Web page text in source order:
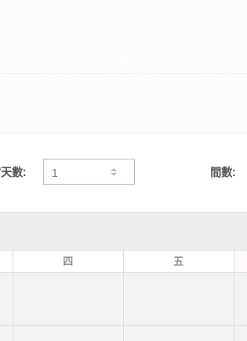
數: 間數:
四 五